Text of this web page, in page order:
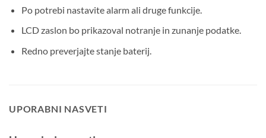
Po potrebi nastavite alarm ali druge funkcije.
LCD zaslon bo prikazoval notranje in zunanje podatke.
Redno preverjajte stanje baterij.
UPORABNI NASVETI